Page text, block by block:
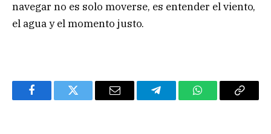
navegar no es solo moverse, es entender el viento,
el agua y el momento justo.
FacebookTwitter Email TelegramWhatsAppCopy